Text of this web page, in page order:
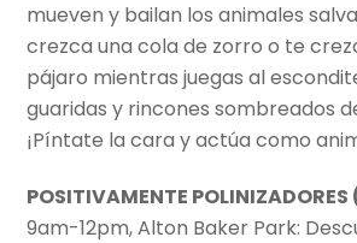
mueven y bailan los animales
crezca una cola de zorro o te
pájaro mientras juegas al
guaridas y rincones sombreados
¡Píntate la cara y actúa como
POSITIVAMENTE
9am-12pm, Alton Baker Park: